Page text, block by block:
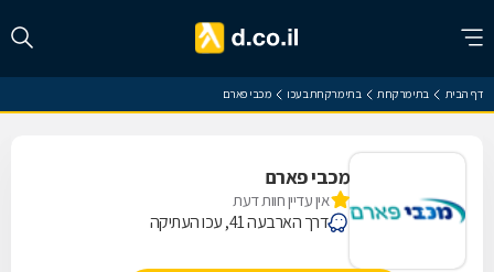
דף הבית בתי מרקחת בתי מרקחת בעכו מכבי פארם
מכבי פארם
אין עדיין חוות דעת
דרך הארבעה 41, עכו העתיקה